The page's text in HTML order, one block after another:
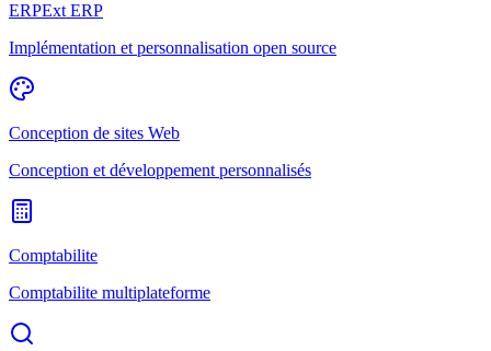
ERPExt ERP
Implémentation et personnalisation open source
Conception de sites Web
Conception et développement personnalisés
Comptabilite
Comptabilite multiplateforme